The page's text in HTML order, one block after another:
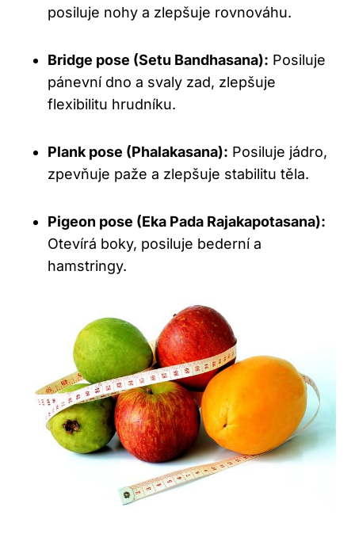
posiluje nohy a zlepšuje rovnováhu.
Bridge pose (Setu Bandhasana): Posiluje
pánevní dno a svaly zad, zlepšuje
flexibilitu hrudníku.
Plank pose (Phalakasana): Posiluje jádro,
zpevňuje paže a zlepšuje stabilitu těla.
Pigeon pose (Eka Pada Rajakapotasana):
Otevírá boky, posiluje bederní a
hamstringy.